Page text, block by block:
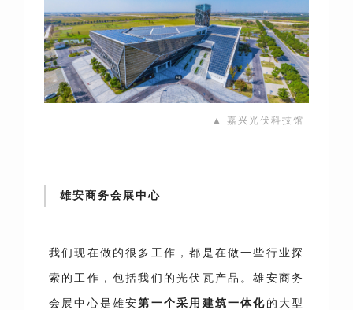
▲ 嘉兴光伏科技馆
雄安商务会展中心
我们现在做的很多工作，都是在做一些行业探
索的工作，包括我们的光伏瓦产品。雄安商务
会展中心是雄安第一个采用建筑一体化 的大型